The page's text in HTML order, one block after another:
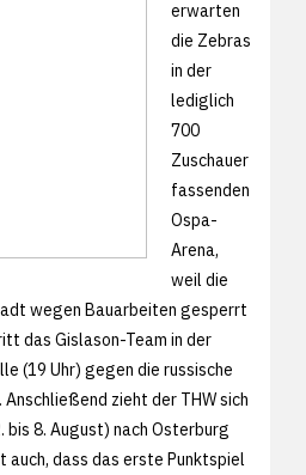
erwarten
die Zebras
in der
lediglich
700
Zuschauer
fassenden
Ospa-
Arena,
weil die
wegen Bauarbeiten gesperrt
das Gislason-Team in der
(19 Uhr) gegen die russische
zieht der THW sich
bis 8. August) nach Osterburg
auch, dass das erste Punktspiel